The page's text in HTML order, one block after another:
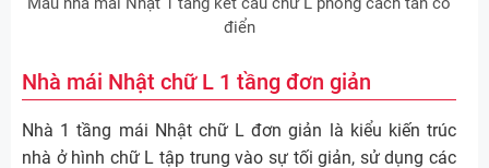
điển
Nhà mái Nhật chữ L 1 tầng đơn giản
Nhà 1 tầng mái Nhật chữ L đơn giản là kiểu kiến trúc
nhà ở hình chữ L tập trung vào sự tối giản, sử dụng các